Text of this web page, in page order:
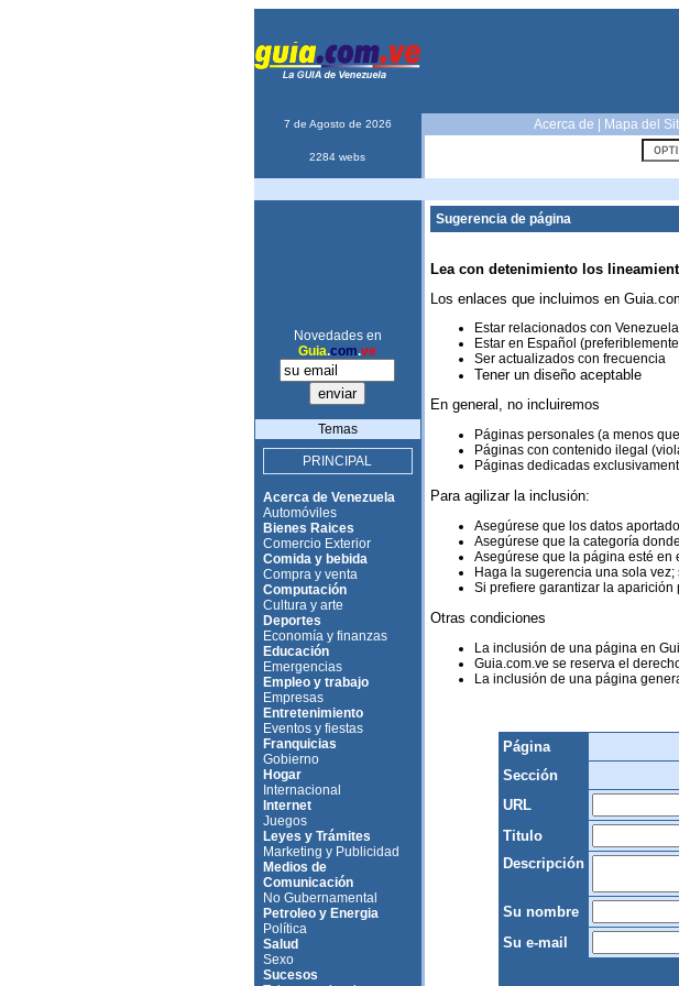
7 de Agosto de 2026 Acerca de Mapa del
2284 webs
Novedades en
Guia.com.ve
Temas
PRINCIPAL
Acerca de Venezuela
Automóviles
Bienes Raices
Comercio Exterior
Comida y bebida
Compra y venta
Computación
Cultura y arte
Deportes
Economía y finanzas
Educación
Emergencias
Empleo y trabajo
Empresas
Entretenimiento
Eventos y fiestas
Franquicias
Gobierno
Hogar
Internacional
Internet
Juegos
Leyes y Trámites
Marketing y Publicidad
Medios de
Comunicación
No Gubernamental
Petroleo y Energia
Política
Salud
Sexo
Sucesos
Sugerencia de página
Lea con detenimiento los
Los enlaces que incluimos en
Estar relacionados con Venezuela
Estar en Español
Ser actualizados con frecuencia
Tener un diseño aceptable
En general, no incluiremos
Páginas personales (a menos
Páginas con contenido ilegal
Páginas dedicadas
Para agilizar la inclusión:
Asegúrese que los datos
Asegúrese que la categoría
Asegúrese que la página esté en
Haga la sugerencia una sola
Si prefiere garantizar la
Otras condiciones
La inclusión de una página en
Guia.com.ve se reserva el
La inclusión de una página
Página
Sección
URL
Titulo
Descripción
Su nombre
Su e-mail